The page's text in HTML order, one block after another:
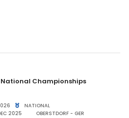
Championships
NATIONAL
2025
OBERSTDORF - GER